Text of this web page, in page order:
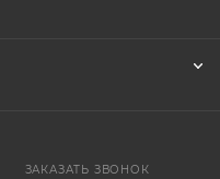
ЗАКАЗАТЬ ЗВОНОК